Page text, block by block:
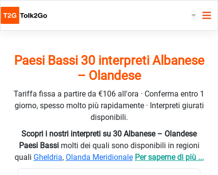
Paesi Bassi 30 interpreti Albanese
– Olandese
Tariffa fissa a partire da €106 all'ora · Conferma entro 1
giorno, spesso molto più rapidamente · Interpreti giurati
disponibili.
Scopri i nostri interpreti su 30 Albanese – Olandese
Paesi Bassi molti dei quali sono disponibili in regioni
quali Gheldria, Olanda Meridionale Per saperne di più ...